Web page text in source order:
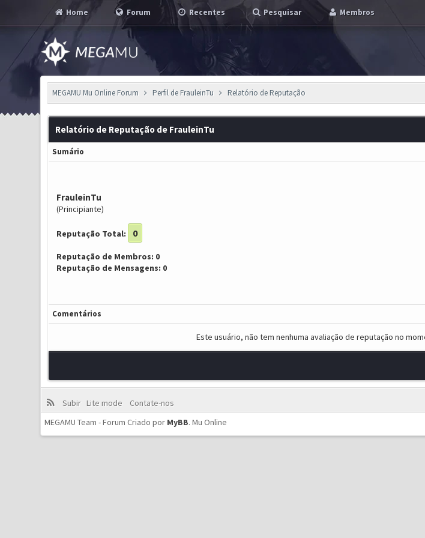
Home Forum Recentes Pesquisar Membros
MEGAMU Mu Online Forum Perfil de FrauleinTu Relatório de Reputação
Relatório de Reputação de FrauleinTu
Sumário
FrauleinTu
(Principiante)
Reputação Total: 0
Reputação de Membros: 0
Reputação de Mensagens: 0
Comentários
Este usuário, não tem nenhuma avaliação de reputação no
Subir Lite mode
Contate-nos
MEGAMU Team - Forum Criado por MyBB.Mu Online